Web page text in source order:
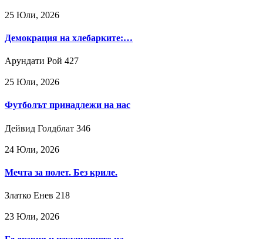
25 Юли, 2026
Демокрация на хлебарките:…
Арундати Рой 427
25 Юли, 2026
Футболът принадлежи на нас
Дейвид Голдблат 346
24 Юли, 2026
Мечта за полет. Без криле.
Златко Енев 218
23 Юли, 2026